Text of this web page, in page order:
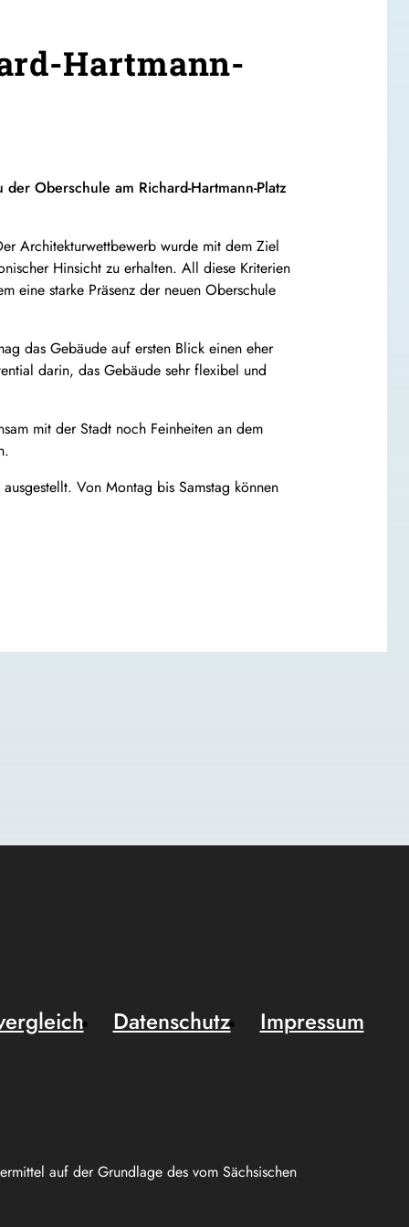
Hartmann-
Oberschule am Richard-Hartmann-Platz
Architekturwettbewerb wurde mit dem Ziel
Hinsicht zu erhalten. All diese Kriterien
eine starke Präsenz der neuen Oberschule
das Gebäude auf ersten Blick einen eher
darin, das Gebäude sehr flexibel und
mit der Stadt noch Feinheiten an dem
Von Montag bis Samstag können
auf der Grundlage des vom Sächsischen
Datenschutz
Impressum